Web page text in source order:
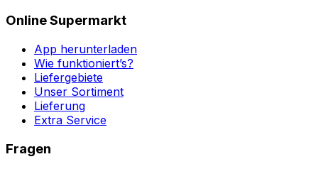
Online Supermarkt
App herunterladen
Wie funktioniert’s?
Liefergebiete
Unser Sortiment
Lieferung
Extra Service
Fragen